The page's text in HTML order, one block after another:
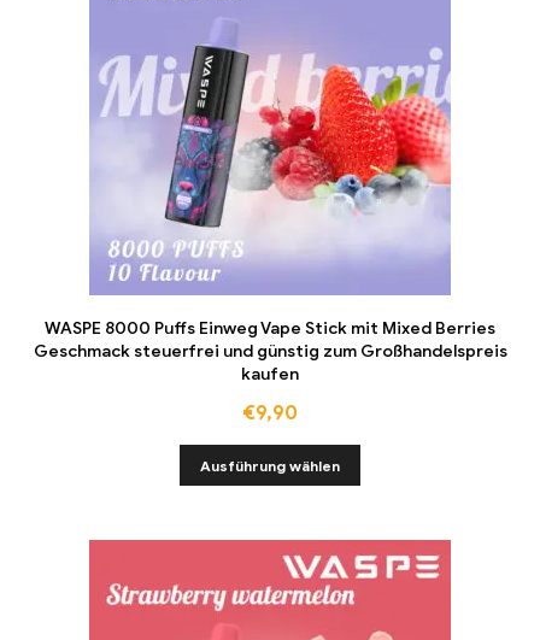
WASPE 8000 Puffs Einweg Vape Stick mit Mixed Berries
Geschmack steuerfrei und günstig zum Großhandelspreis
kaufen
€9,90
Ausführung wählen